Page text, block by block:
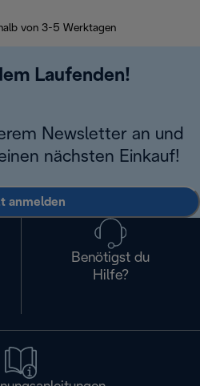
von 3-5 Werktagen
Laufenden!
Newsletter an und
nächsten Einkauf!
anmelden
Benötigst du
Hilfe?